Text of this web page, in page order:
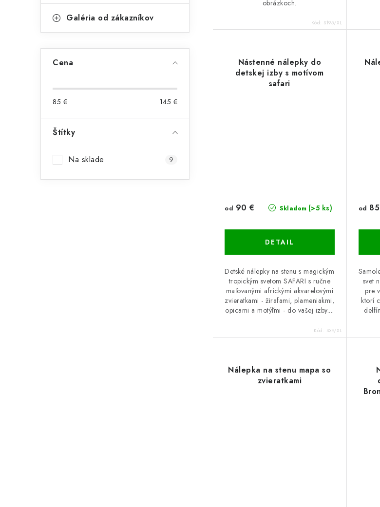
Galéria od zákazníkov
Cena
85 € 145 €
Štítky
Na sklade 9
obrázkoch.
Kód: S195/XL
Nástenné nálepky do
detskej izby s motívom
safari
Skladom (>5 ks)
od 90 €
DETAIL
Detské nálepky na stenu s magickým
tropickým svetom SAFARI s ručne
maľovanými africkými akvarelovými
zvieratkami - žirafami, plameniakmi,
opicami a motýľmi - do vašej izby....
Kód: S39/XL
od
svet
pre
ktorí
Nálepka na stenu mapa so
zvieratkami